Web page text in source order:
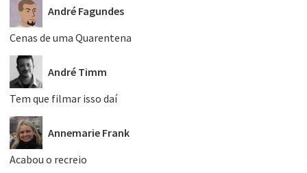
André Fagundes
Cenas de uma Quarentena
André Timm
Tem que filmar isso daí
Annemarie Frank
Acabou o recreio